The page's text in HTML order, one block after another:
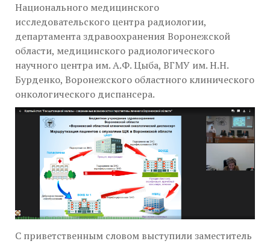
Национального медицинского
исследовательского центра радиологии,
департамента здравоохранения Воронежской
области, медицинского радиологического
научного центра им. А.Ф. Цыба, ВГМУ им. Н.Н.
Бурденко, Воронежского областного клинического
онкологического диспансера.
С приветственным словом выступили заместитель